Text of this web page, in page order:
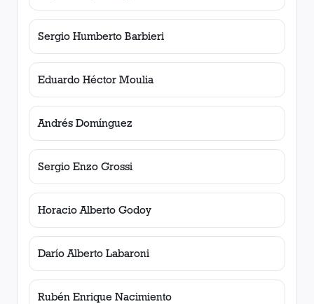
Sergio Humberto Barbieri
Eduardo Héctor Moulia
Andrés Domínguez
Sergio Enzo Grossi
Horacio Alberto Godoy
Darío Alberto Labaroni
Rubén Enrique Nacimiento